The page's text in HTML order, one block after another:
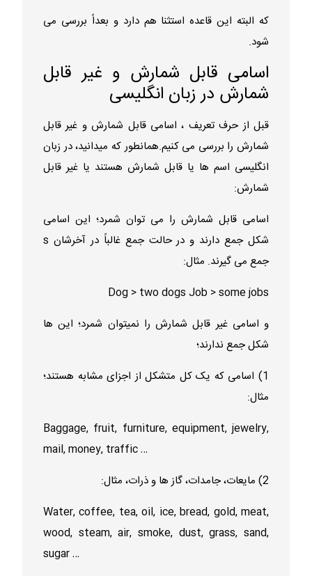
که البته این قاعده استثنا هم دارد و بعداً بررسی می
شود.
اسامی قابل شمارش و غیر قابل
شمارش در زبان انگلیسی
قبل از حرف تعریف ، اسامی قابل شمارش و غیر قابل
شمارش را بررسی می کنیم.همانطور که میدانید، در زبان
انگلیسی اسم ها یا قابل شمارش هستند یا غیر قابل
شمارش:
اسامی قابل شمارش را می توان شمرد؛ این اسامی
شکل جمع دارند و در حالت جمع غالباً در آخرشان s
جمع می گیرند. مثال:
Dog > two dogs Job > some jobs
و اسامی غیر قابل شمارش را نمیتوان شمرد؛ این ها
شکل جمع ندارند؛
1) اسامی که یک کل متشکل از اجزای مشابه هستند؛
مثال:
Baggage, fruit, furniture, equipment, jewelry,
mail, money, traffic …
2) مایعات، جامدات، گاز ها و ذرات، مثال:
Water, coffee, tea, oil, ice, bread, gold, meat,
wood, steam, air, smoke, dust, grass, sand,
sugar …